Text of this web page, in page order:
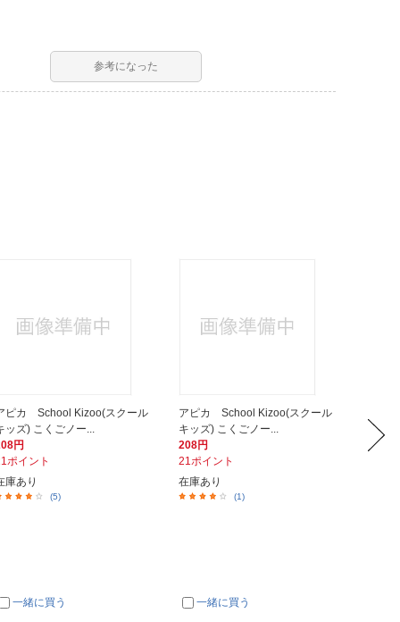
参考になった
ピカ School Kizoo(スクール
ッズ) こくごノー...
円
ポイント
庫あり
(5)
一緒に買う
アピカ School Kizoo(スクール
キッズ) こくごノー...
208円
21ポイント
在庫あり
(1)
一緒に買う
キッ
208円